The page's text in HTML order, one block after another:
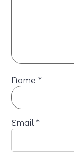
Nome*
Email*